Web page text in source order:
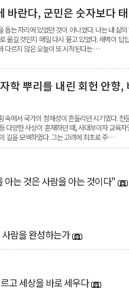
바란다, 군민은 숫자보다
는 자리에 있었던 것이 아니었다. 나는 내 삶
옮길 것인지 매일 다시 묻고 있었다. 새벽이 답
다르지 않은 오늘이 또 시작된다는 …
학 뿌리를 내린 회헌 안향,
속에서 국가의 정체성이 흔들리던 시기였다.
다양한 사상이 혼재하던 때, 사대부이자 교육
길을 모색하였다. 그는 고려에 최초로 주…
는 것은 사람을 아는 것이다"
람을 완성하는가
고 세상을 바로 세우다